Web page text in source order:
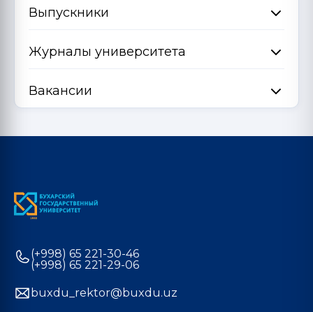
Выпускники
Журналы университета
Вакансии
(+998) 65 221-30-46
(+998) 65 221-29-06
buxdu_rektor@buxdu.uz